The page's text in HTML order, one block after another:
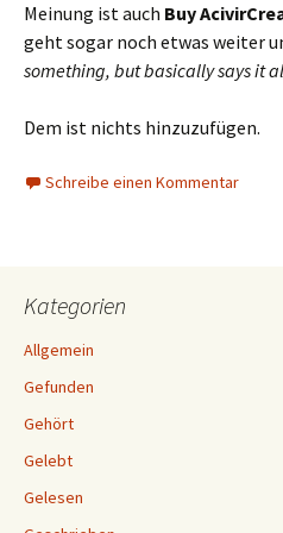
Meinung ist auch Buy
geht sogar noch etwas weiter
something, but basically says it
Dem ist nichts hinzuzufügen.
Schreibe einen Kommentar
Kategorien
Allgemein
Gefunden
Gehört
Gelebt
Gelesen